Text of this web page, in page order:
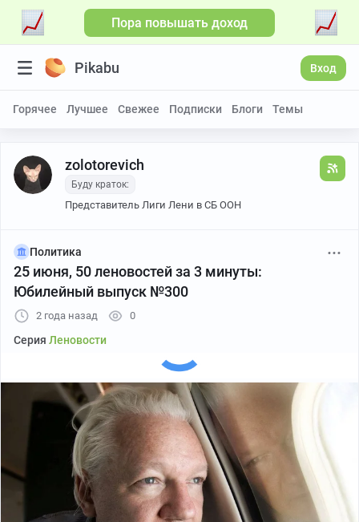
Пора повышать доход
Pikabu Вход
Горячее Лучшее Свежее Подписки Блоги Темы
zolotorevich
Буду краток:
Представитель Лиги Лени в СБ ООН
Политика
25 июня, 50 леновостей за 3 минуты:
Юбилейный выпуск №300
2 года назад 0
Серия Леновости